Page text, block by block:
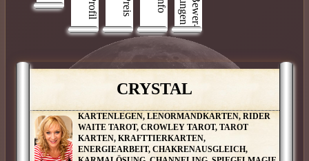
Profil
Preis Info B
e
w
e
r
­
t
u
n
g
e
n
CRYSTAL
KARTENLEGEN, LENORMANDKARTEN, RIDER
WAITE TAROT, CROWLEY TAROT, TAROT
KARTEN, KRAFTTIERKARTEN,
ENERGIEARBEIT, CHAKRENAUSGLEICH,